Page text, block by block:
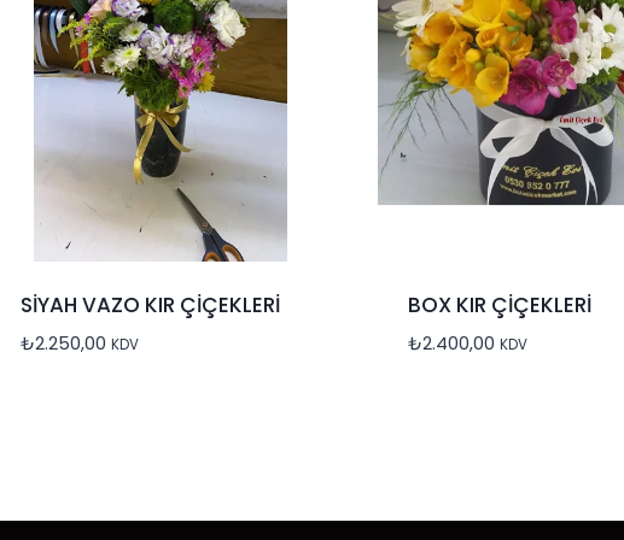
SİYAH VAZO KIR ÇİÇEKLERİ
₺2.250,00 KDV
BOX KIR ÇİÇEKLERİ
₺2.400,00 KDV